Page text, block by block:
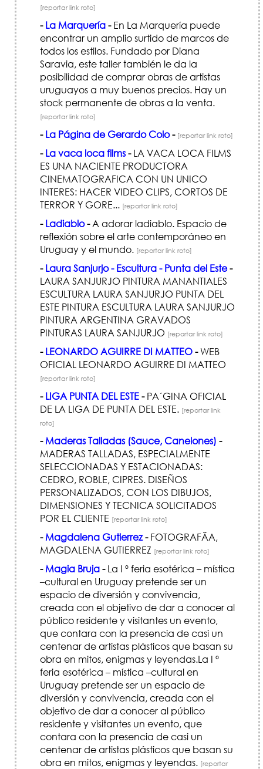
[reportar link roto]
- La Marquería-En La Marquería puede
encontrar un amplio surtido de marcos de
todos los estilos. Fundado por Diana
Saravia, este taller también le da la
posibilidad de comprar obras de artistas
uruguayos a muy buenos precios. Hay un
stock permanente de obras a la venta.
[reportar link roto]
- La Página de Gerardo Colo- [reportar link roto]
- La vaca loca films-LA VACA LOCA FILMS
ES UNA NACIENTE PRODUCTORA
CINEMATOGRAFICA CON UN UNICO
INTERES: HACER VIDEO CLIPS, CORTOS DE
TERROR Y GORE... [reportar link roto]
- Ladiablo-A adorar ladiablo. Espacio de
reflexión sobre el arte contemporáneo en
Uruguay y el mundo. [reportar link roto]
- Laura Sanjurjo - Escultura - Punta del Este-
LAURA SANJURJO PINTURA MANANTIALES
ESCULTURA LAURA SANJURJO PUNTA DEL
ESTE PINTURA ESCULTURA LAURA SANJURJO
PINTURA ARGENTINA GRAVADOS
PINTURAS LAURA SANJURJO [reportar link roto]
- LEONARDO AGUIRRE DI MATTEO-WEB
OFICIAL LEONARDO AGUIRRE DI MATTEO
[reportar link roto]
- LIGA PUNTA DEL ESTE-PA´GINA OFICIAL
DE LA LIGA DE PUNTA DEL ESTE. [reportar link
roto]
- Maderas Talladas (Sauce, Canelones) -
MADERAS TALLADAS, ESPECIALMENTE
SELECCIONADAS Y ESTACIONADAS:
CEDRO, ROBLE, CIPRES. DISEÑOS
PERSONALIZADOS, CON LOS DIBUJOS,
DIMENSIONES Y TECNICA SOLICITADOS
POR EL CLIENTE [reportar link roto]
- Magdalena Gutierrez-FOTOGRAFÃ­A,
MAGDALENA GUTIERREZ [reportar link roto]
- Magia Bruja-La I º feria esotérica – mística
–cultural en Uruguay pretende ser un
espacio de diversión y convivencia,
creada con el objetivo de dar a conocer al
público residente y visitantes un evento,
que contara con la presencia de casi un
centenar de artistas plásticos que basan su
obra en mitos, enigmas y leyendas.La I º
feria esotérica – mística –cultural en
Uruguay pretende ser un espacio de
diversión y convivencia, creada con el
objetivo de dar a conocer al público
residente y visitantes un evento, que
contara con la presencia de casi un
centenar de artistas plásticos que basan su
obra en mitos, enigmas y leyendas. [reportar